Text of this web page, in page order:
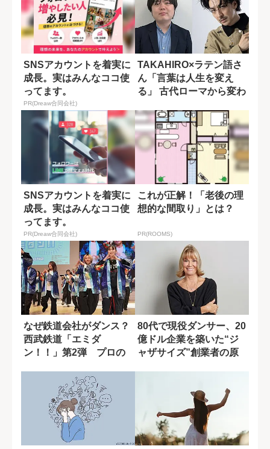
SNSアカウントを着実に
成長。実はみんなココ使
ってます。
PR(Dreaw合同会社)
TAKAHIRO×ラテン語さ
ん「言葉は人生を変え
る」 古代ローマから変わ
SNSアカウントを着実に
成長。実はみんなココ使
ってます。
PR(Dreaw合同会社)
これが正解！「老後の理
想的な間取り」とは？
PR(ROOMS)
なぜ鉄道会社がダンス？
西武鉄道「エミダ
ン！！」第2弾 プロの
80代で現役ダンサー、20
億ドル企業を築いた“ジ
ャザサイズ”創業者の原